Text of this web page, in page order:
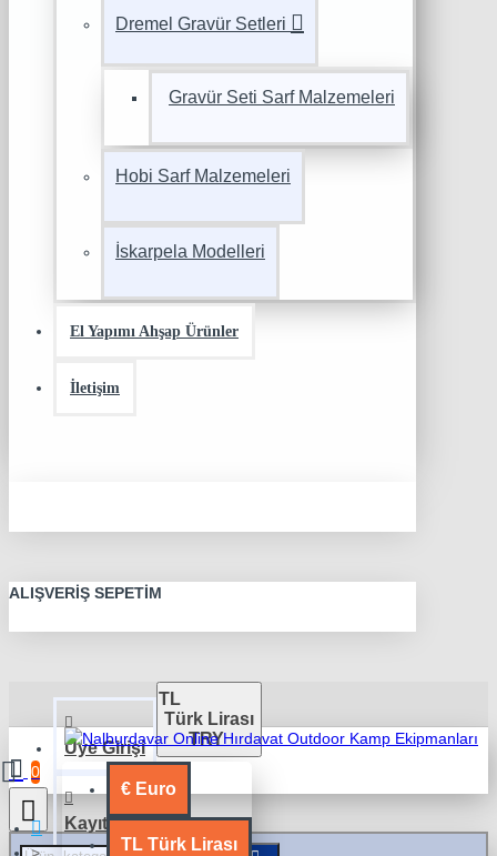
Dremel Gravür Setleri
Gravür Seti Sarf Malzemeleri
Hobi Sarf Malzemeleri
İskarpela Modelleri
El Yapımı Ahşap Ürünler
İletişim
ALIŞVERIŞ SEPETIM
Üye Girişi
Kayıt Ol
TL
Türk Lirası
TRY
€ Euro
TL Türk Lirası
0